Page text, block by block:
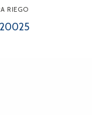
RIEGO